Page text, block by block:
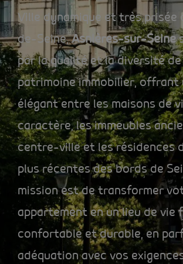
Ville dynamique et très prisée
de-Seine,Asnières-sur-Seine
par la qualité et la diversité
patrimoine immobilier, offrant
élégant entre les maisons de
caractère, les immeubles
centre-ville et les résidences
plus récentes des bords de
mission est de transformer
appartement en un lieu de vie
confortable et durable, en
adéquation avec vos